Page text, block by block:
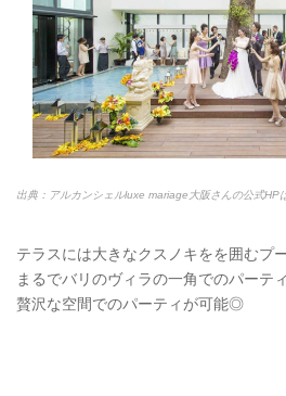
出典：アルカンシェルluxe mariage大阪さんの公式HP
テラスには大きなクスノキをを囲むプ
まるでバリのヴィラの一角でのパーテ
贅沢な空間でのパーティが可能◎